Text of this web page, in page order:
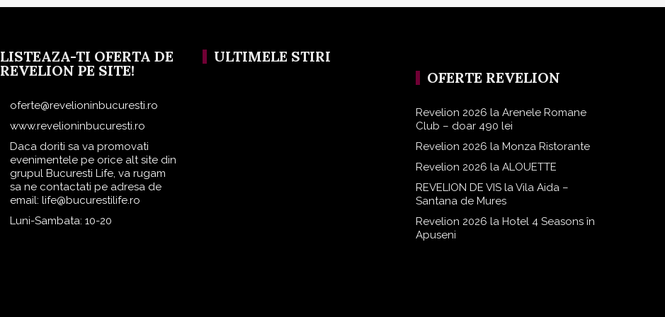
LISTEAZA-TI OFERTA DE
REVELION PE SITE!
oferte@revelioninbucuresti.ro
www.revelioninbucuresti.ro
Daca doriti sa va promovati
evenimentele pe orice alt site din
grupul Bucuresti Life, va rugam
sa ne contactati pe adresa de
email: life@bucurestilife.ro
Luni-Sambata: 10-20
ULTIMELE STIRI
OFERTE REVELION
Revelion 2026 la Arenele Romane
Club – doar 490 lei
Revelion 2026 la Monza Ristorante
Revelion 2026 la ALOUETTE
REVELION DE VIS la Vila Aida –
Santana de Mures
Revelion 2026 la Hotel 4 Seasons în
Apuseni